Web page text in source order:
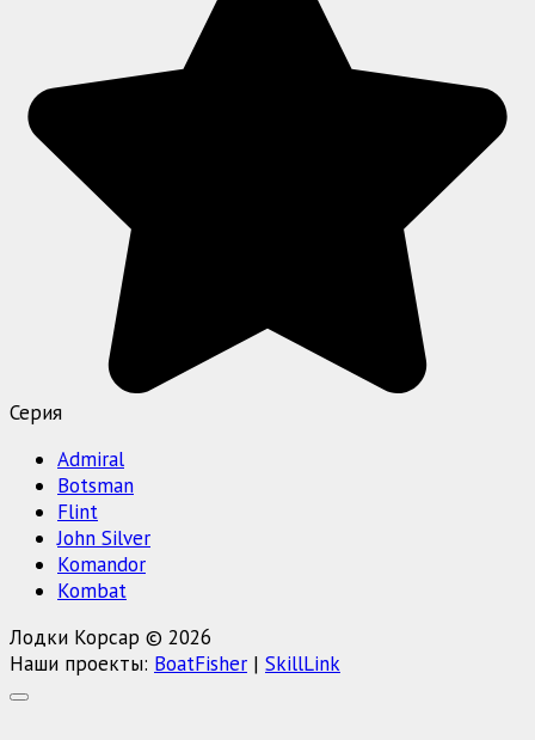
Серия
Admiral
Botsman
Flint
John Silver
Komandor
Kombat
Лодки Корсар © 2026
Наши проекты: BoatFisher | SkillLink